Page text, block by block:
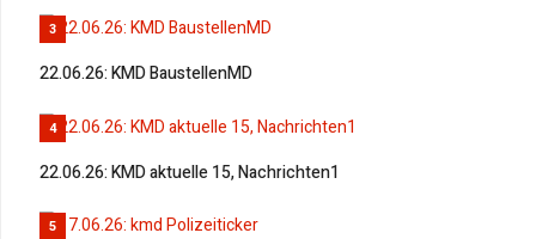
3
22.06.26: KMD BaustellenMD
4
22.06.26: KMD aktuelle 15, Nachrichten1
5